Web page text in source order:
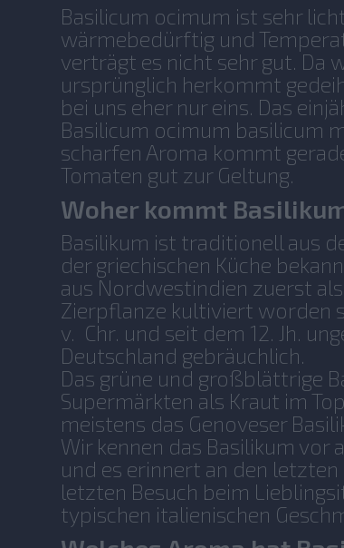
Basilicum ocimum ist sehr
wärmebedürftig und
verträgt es nicht sehr gut. Da
ursprünglich herkommt
bei uns eher nur eins. Das
Basilicum ocimum basilicum
scharfen Aroma kommt
Tomaten gut zur Geltung.
Woher kommt
Basilikum ist traditionell aus
der griechischen Küche
aus Nordwestindien zuerst
Zierpflanze kultiviert worden
v. Chr. und seit dem 12. Jh.
Deutschland gebräuchlich.
Das grüne und großblättrige
Supermärkten als Kraut im
meistens das Genoveser
Wir kennen das Basilikum vor
und es erinnert an den
letzten Besuch beim
typischen italienischen